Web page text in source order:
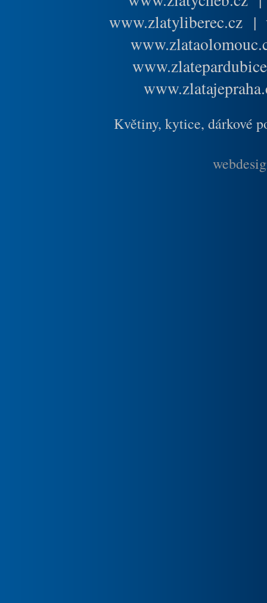
www.zlatyliberec.cz |
Květiny, kytice, dárkové